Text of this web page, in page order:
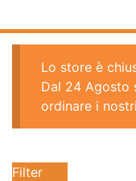
Lo store è
Dal 24 Agosto
ordinare i
Filter